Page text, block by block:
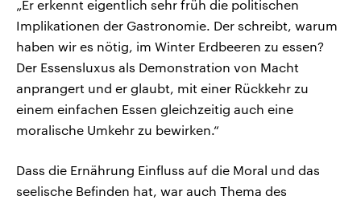
„Er erkennt eigentlich sehr früh die politischen
Implikationen der Gastronomie. Der schreibt, warum
haben wir es nötig, im Winter Erdbeeren zu essen?
Der Essensluxus als Demonstration von Macht
anprangert und er glaubt, mit einer Rückkehr zu
einem einfachen Essen gleichzeitig auch eine
moralische Umkehr zu bewirken.“
Dass die Ernährung Einfluss auf die Moral und das
seelische Befinden hat, war auch Thema des